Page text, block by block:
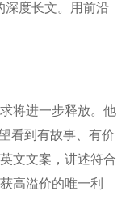
深度长文。用前沿
将进一步释放。他
看到有故事、有价
文文案，讲述符合
高溢价的唯一利